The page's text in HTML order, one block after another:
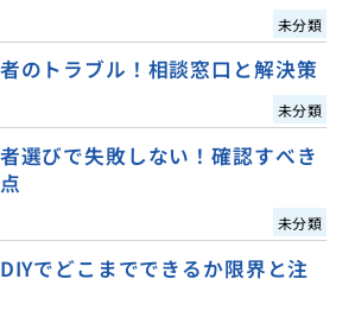
未分類
のトラブル！相談窓口と解決策
未分類
選びで失敗しない！確認すべき
未分類
でどこまでできるか限界と注